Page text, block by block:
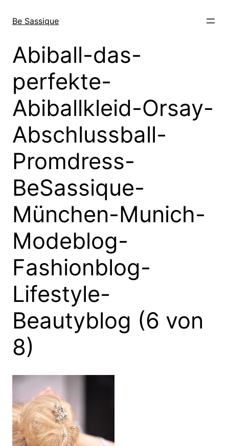
zum
wechseln
Be Sassique
Abiball-das-
perfekte-
Abiballkleid-Orsay-
Abschlussball-
Promdress-
BeSassique-
München-Munich-
Modeblog-
Fashionblog-
Lifestyle-
Beautyblog (6 von
8)